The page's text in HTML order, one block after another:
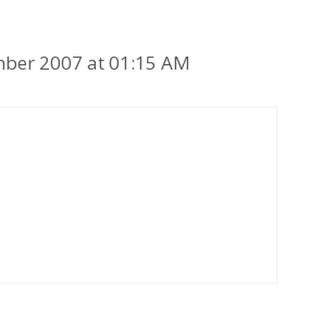
2007 at 01:15 AM